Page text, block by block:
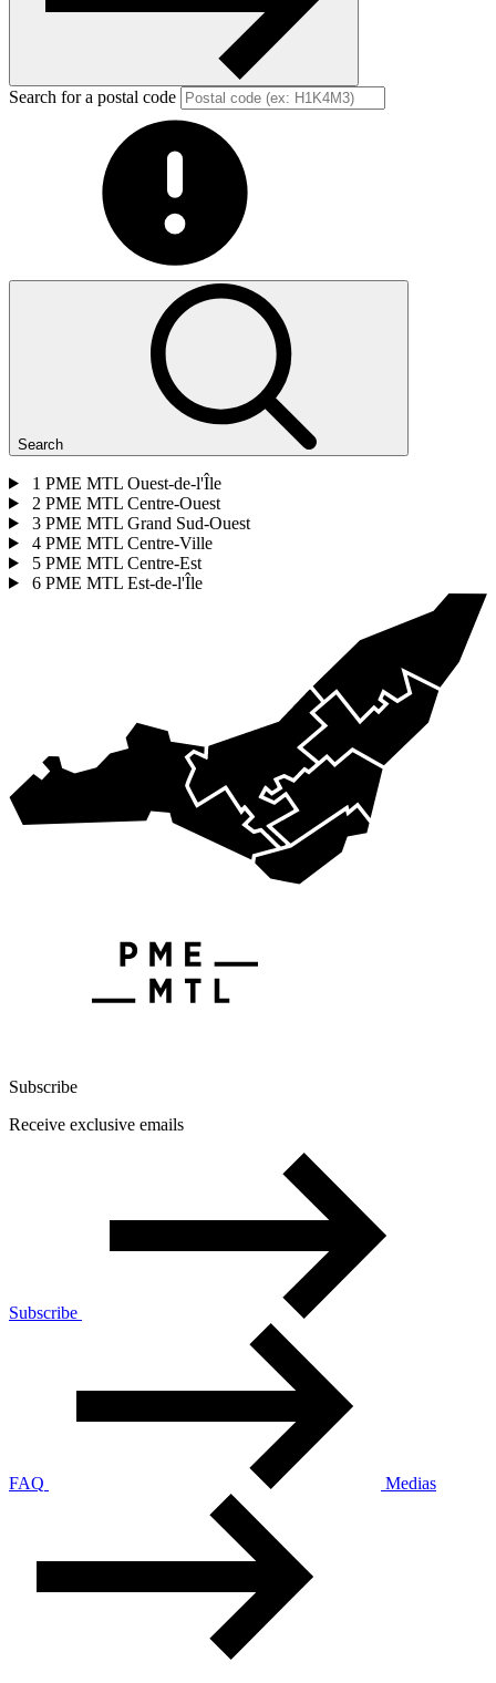
Search for a postal code
Search
1 PME MTL Ouest-de-l'Île
2 PME MTL Centre-Ouest
3 PME MTL Grand Sud-Ouest
4 PME MTL Centre-Ville
5 PME MTL Centre-Est
6 PME MTL Est-de-l'Île
Subscribe
Receive exclusive emails
Subscribe
FAQ Medias